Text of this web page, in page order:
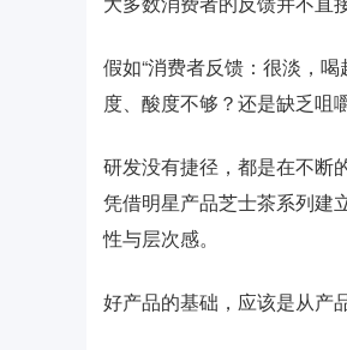
假如“消费者反馈：很淡，
度、酸度不够？还是缺乏咀
研发没有捷径，都是在不断
凭借明星产品芝士茶系列建
性与层次感。
好产品的基础，应该是从产